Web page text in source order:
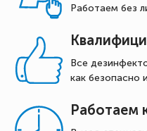
Работаем без
Все
как безопасно
Работаем